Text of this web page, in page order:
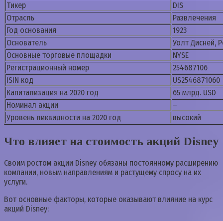
Тикер
DIS
Отрасль
Развлечения
Год основания
1923
Основатель
Уолт Дисней,
Основные торговые площадки
NYSE
Регистрационный номер
254687106
ISIN код
US2546871060
Капитализация на 2020 год
65 млрд. USD
Номинал акции
–
Уровень ликвидности на 2020 год
высокий
Что влияет на стоимость акций Disney
Своим ростом акции Disney обязаны постоянному расширению
компании, новым направлениям и растущему спросу на их
услуги.
Вот основные факторы, которые оказывают влияние на курс
акций Disney: